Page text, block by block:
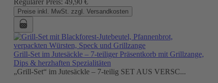
Preise inkl. MwSt. zzgl. Versandkosten
Grill-Set im Jutesäckle – 7-teiliger Präsentkorb mit Grillzange,
Dips & herzhaften Spezialitäten
„Grill-Set“ im Jutesäckle – 7-teilig SET AUS VERSC...